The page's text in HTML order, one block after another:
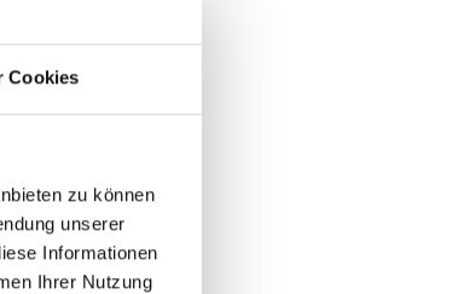
Cookies
zu können
unserer
Informationen
Ihrer Nutzung